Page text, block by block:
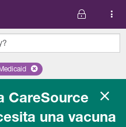
state 'Indiana'
Remove selected plan 'Medicaid'
CareSource
una vacuna